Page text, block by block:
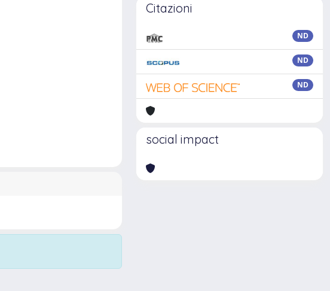
Citazioni
ND
ND
ND
social impact